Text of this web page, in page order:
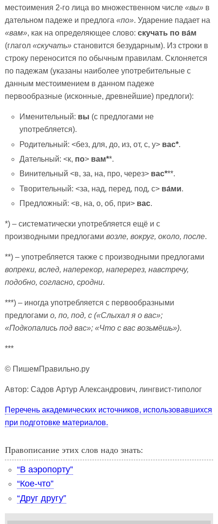
местоимения 2-го лица во множественном числе «вы» в
дательном падеже и предлога «по». Ударение падает на
«вам», как на определяющее слово: скучать по ва́м
(глагол «скучать» становится безударным). Из строки в
строку переносится по обычным правилам. Склоняется
по падежам (указаны наиболее употребительные с
данным местоимением в данном падеже
первообразные (исконные, древнейшие) предлоги):
Именительный: вы (с предлогами не
употребляется).
Родительный: <без, для, до, из, от, с, у> вас*.
Дательный: <к, по> вам**.
Винительный <в, за, на, про, через> вас***.
Творительный: <за, над, перед, под, с> ва́ми.
Предложный: <в, на, о, об, при> вас.
*) – систематически употребляется ещё и с
производными предлогами возле, вокруг, около, после.
**) – употребляется также с производными предлогами
вопреки, вслед, наперекор, наперерез, навстречу,
подобно, согласно, сродни.
***) – иногда употребляется с первообразными
предлогами о, по, под, с («Слыхал я о вас»;
«Подкопались под вас»; «Что с вас возьмёшь»).
***
© ПишемПравильно.ру
Автор: Садов Артур Александрович, лингвист-типолог
Перечень академических источников, использовавшихся
при подготовке материалов.
Правописание этих слов надо знать:
“В аэропорту”
“Кое-что”
“Друг другу”